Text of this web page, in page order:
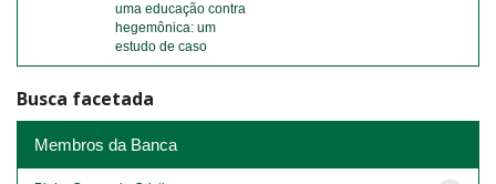
uma educação contra
hegemônica: um
estudo de caso
Busca facetada
Membros da Banca